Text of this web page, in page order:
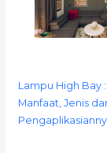
Lampu High Bay
Manfaat, Jenis